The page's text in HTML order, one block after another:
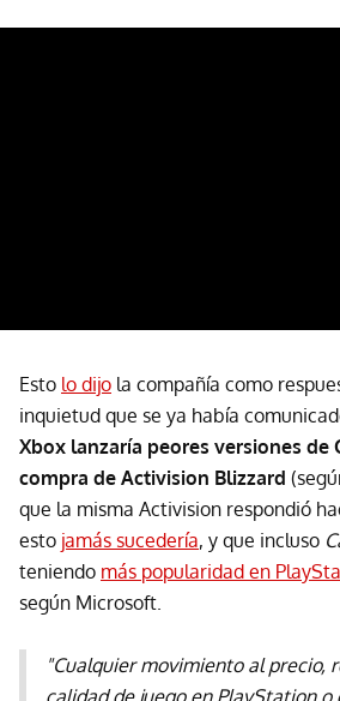
Esto lo dijo la compañía como
inquietud que se ya había
Xbox lanzaría peores versiones de
compra de Activision Blizzard
que la misma Activision respondió
esto jamás sucedería, y que incluso
teniendo más popularidad en
según Microsoft.
"Cualquier movimiento al precio,
calidad de juego en PlayStation